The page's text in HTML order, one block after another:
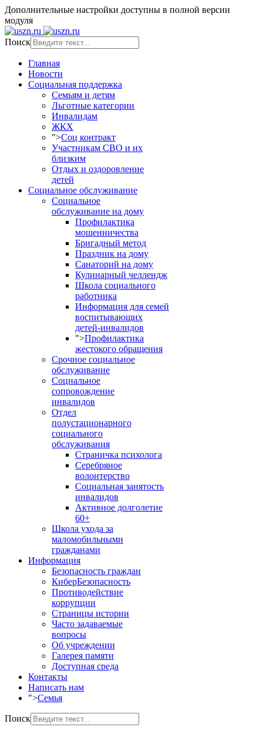
Дополнительные настройки доступны в полной версии
модуля
Поиск
Главная
Новости
Социальная поддержка
Семьям и детям
Льготные категории
Инвалидам
ЖКХ
">Соц контракт
Участникам СВО и их
близким
Отдых и оздоровление
детей
Социальное обслуживание
Социальное
обслуживание на дому
Профилактика
мошенничества
Бригадный метод
Праздник на дому
Санаторий на дому
Кулинарный челлендж
Школа социального
работника
Информация для семей
воспитывающих
детей-инвалидов
">Профилактика
жестокого обращения
Срочное социальное
обслуживание
Социальное
сопровождение
инвалидов
Отдел
полустационарного
социального
обслуживания
Страничка психолога
Серебряное
волонтерство
Социальная занятость
инвалидов
Активное долголетие
60+
Школа ухода за
маломобильными
гражданами
Информация
Безопасность граждан
КиберБезопасность
Противодействие
коррупции
Страницы истории
Часто задаваемые
вопросы
Об учреждении
Галерея памяти
Доступная среда
Контакты
Написать нам
">Семья
Поиск